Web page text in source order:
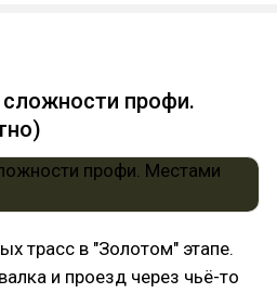
профи.
трасс в "Золотом" этапе.
и проезд через чьё-то